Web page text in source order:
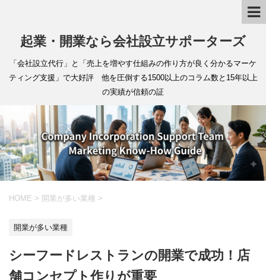
起業・開業なら会社設立サポーターズ
「会社設立代行」と「売上を増やす仕組みの作り方が良く分かるマーケ
ティング支援」で大好評 他を圧倒する1500以上のコラム数と15年以上
の実績が信頼の証
HOME > 開業が多い業種 >
開業が多い業種
シーフードレストランの開業で成功！店
舗コンセプト作りが重要